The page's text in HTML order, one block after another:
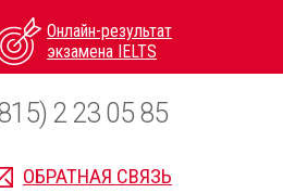
Онлайн-результат
экзамена IELTS
ОБРАТНАЯ СВЯЗЬ
2 23 05 85